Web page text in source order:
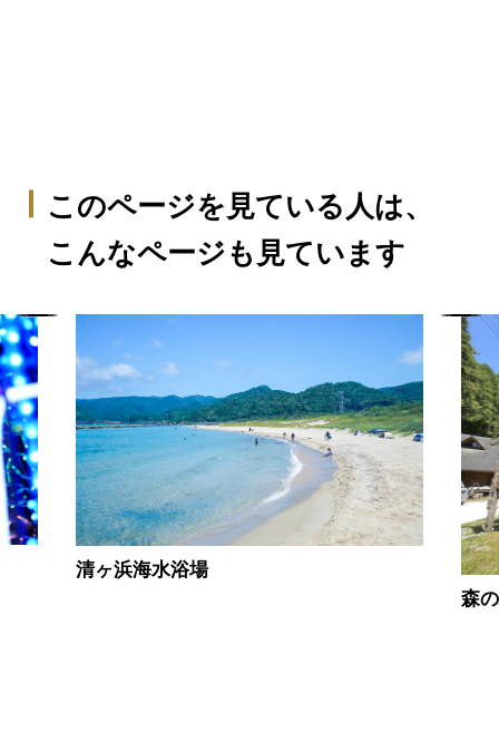
このページを見ている人は、
こんなページも見ています
清ヶ浜海水浴場
森